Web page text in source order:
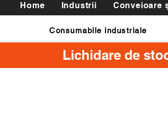
Home Industrii Conveioare
Consumabile industriale
Curele de
Lichidare de